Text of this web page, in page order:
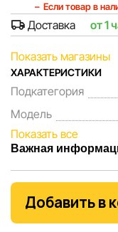
Если товар в
Доставка от 1
Показать магазины
ХАРАКТЕРИСТИКИ
Подкатегория
Модель
Показать все
Важная
покупателей.
информация о
Добавить в